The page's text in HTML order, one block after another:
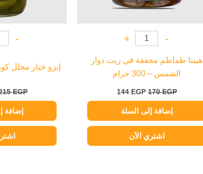
-
+
هيبتا طماطم مجففة في زيت دوار
الشمس – 300 جرام
170EGP
144 EGP
إضافة إلى السلة
اشتري الآن
-
إنزو خيار مخلل
EGP
إضافة